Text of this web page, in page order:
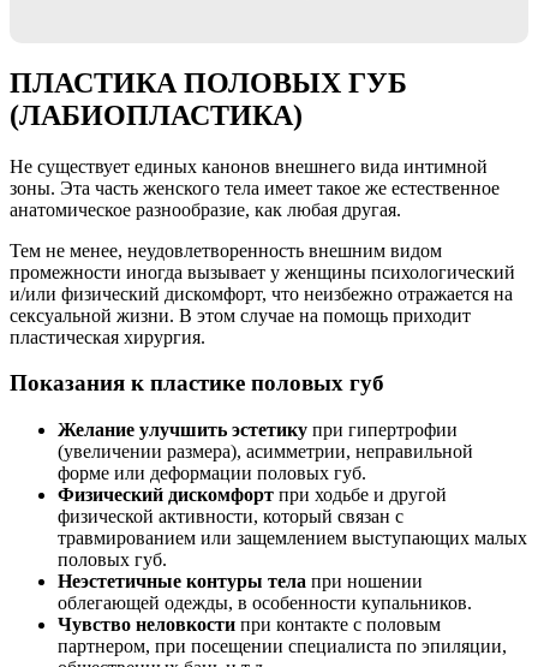
ПЛАСТИКА ПОЛОВЫХ ГУБ
(ЛАБИОПЛАСТИКА)
Не существует единых канонов внешнего вида интимной
зоны. Эта часть женского тела имеет такое же естественное
анатомическое разнообразие, как любая другая.
Тем не менее, неудовлетворенность внешним видом
промежности иногда вызывает у женщины психологический
и/или физический дискомфорт, что неизбежно отражается на
сексуальной жизни. В этом случае на помощь приходит
пластическая хирургия.
Показания к пластике половых губ
Желание улучшить эстетику при гипертрофии
(увеличении размера), асимметрии, неправильной
форме или деформации половых губ.
Физический дискомфорт при ходьбе и другой
физической активности, который связан с
травмированием или защемлением выступающих малых
половых губ.
Неэстетичные контуры тела при ношении
облегающей одежды, в особенности купальников.
Чувство неловкости при контакте с половым
партнером, при посещении специалиста по эпиляции,